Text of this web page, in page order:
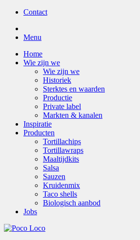
Contact
Menu
Home
Wie zijn we
Wie zijn we
Historiek
Sterktes en waarden
Productie
Private label
Markten & kanalen
Inspiratie
Producten
Tortillachips
Tortillawraps
Maaltijdkits
Salsa
Sauzen
Kruidenmix
Taco shells
Biologisch aanbod
Jobs